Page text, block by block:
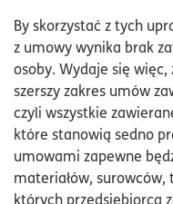
By skorzystać z tych
z umowy wynika brak
osoby. Wydaje się
szerszy zakres umów
czyli wszystkie
które stanowią sedno
umowami zapewne
materiałów,
których przedsiębiorca